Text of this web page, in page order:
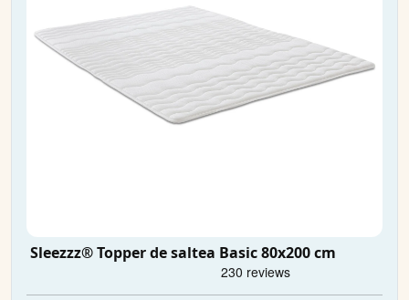
Sleezzz® Topper de saltea Basic 80x200 cm